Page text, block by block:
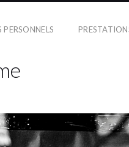
PERSONNELS